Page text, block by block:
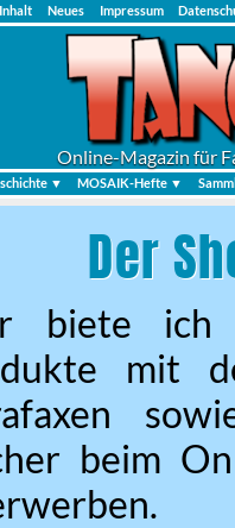
Inhalt Neues Impressum
Online-Magazin für
▼ MOSAIK-Hefte ▼
Der
biete ich
mit
beim